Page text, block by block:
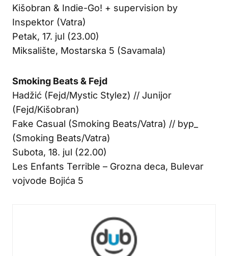
Kišobran & Indie-Go! + supervision by
Inspektor (Vatra)
Petak, 17. jul (23.00)
Miksalište, Mostarska 5 (Savamala)
Smoking Beats & Fejd
Hadžić (Fejd/Mystic Stylez) // Junijor
(Fejd/Kišobran)
Fake Casual (Smoking Beats/Vatra) // byp_
(Smoking Beats/Vatra)
Subota, 18. jul (22.00)
Les Enfants Terrible – Grozna deca, Bulevar
vojvode Bojića 5